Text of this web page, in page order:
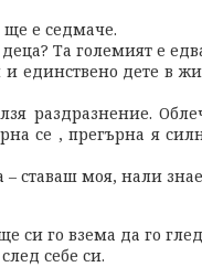
е седмаче.
Та големият е
единствено дете в
раздразнение.
се , прегърна я
ставаш моя, нали
си го взема да го
себе си.